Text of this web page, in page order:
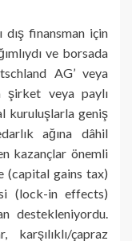
dış finansman için
ve borsada
AG’ veya
şirket veya paylı
kuruluşlarla geniş
ağına dâhil
kazançlar önemli
(capital gains tax)
(lock-in effects)
destekleniyordu.
çapraz